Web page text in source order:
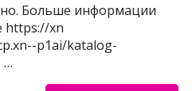
Больше информации
https://xn
p1ai/katalog-
…